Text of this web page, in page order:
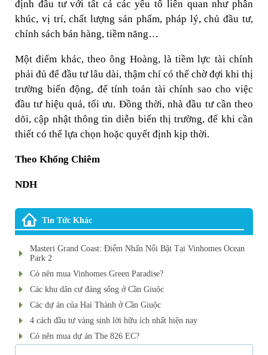
định đầu tư với tất cả các yếu tố liên quan như phân
khúc, vị trí, chất lượng sản phẩm, pháp lý, chủ đầu tư,
chính sách bán hàng, tiềm năng…
Một điểm khác, theo ông Hoàng, là tiềm lực tài chính
phải đủ để đầu tư lâu dài, thậm chí có thể chờ đợi khi thị
trường biến động, để tính toán tài chính sao cho việc
đầu tư hiệu quả, tối ưu. Đồng thời, nhà đầu tư cần theo
dõi, cập nhật thông tin diễn biến thị trường, để khi cần
thiết có thể lựa chọn hoặc quyết định kịp thời.
Theo Khổng Chiêm
NDH
Tin Tức Khác
Masteri Grand Coast: Điểm Nhấn Nổi Bật Tại Vinhomes Ocean
Park 2
Có nên mua Vinhomes Green Paradise?
Các khu dân cư đáng sống ở Cần Giuộc
Các dự án của Hai Thành ở Cần Giuộc
4 cách đầu tư vàng sinh lời hữu ích nhất hiện nay
Có nên mua dự án The 826 EC?